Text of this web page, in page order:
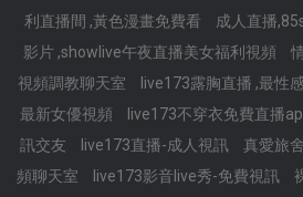
利直播間 ,黃色漫畫免費看
成人直播
影片 ,showlive午夜直播美女福利視頻
視頻調教聊天室
live173露胸直播 ,最性
最新女優視頻
live173不穿衣免費直播
訊交友
live173直播-成人視訊 真愛旅
頻聊天室
live173影音live秀-免費視訊